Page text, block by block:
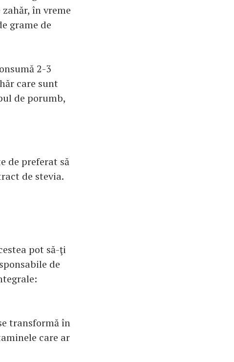
în vreme
grame de
2-3
care sunt
de porumb,
de preferat să
de stevia.
pot să-ţi
de
transformă în
care ar